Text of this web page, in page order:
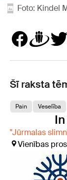
Foto: Kindel
Šī raksta
Pain Veselība
"Jūrmalas
Vienības